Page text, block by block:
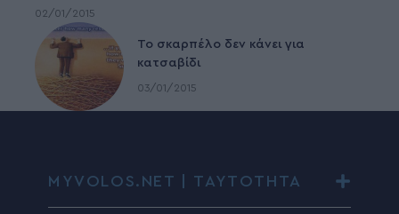
02/01/2015
To σκαρπέλο δεν κάνει για
κατσαβίδι
03/01/2015
MYVOLOS.NET | ΤΑΥΤΟΤΗΤΑ